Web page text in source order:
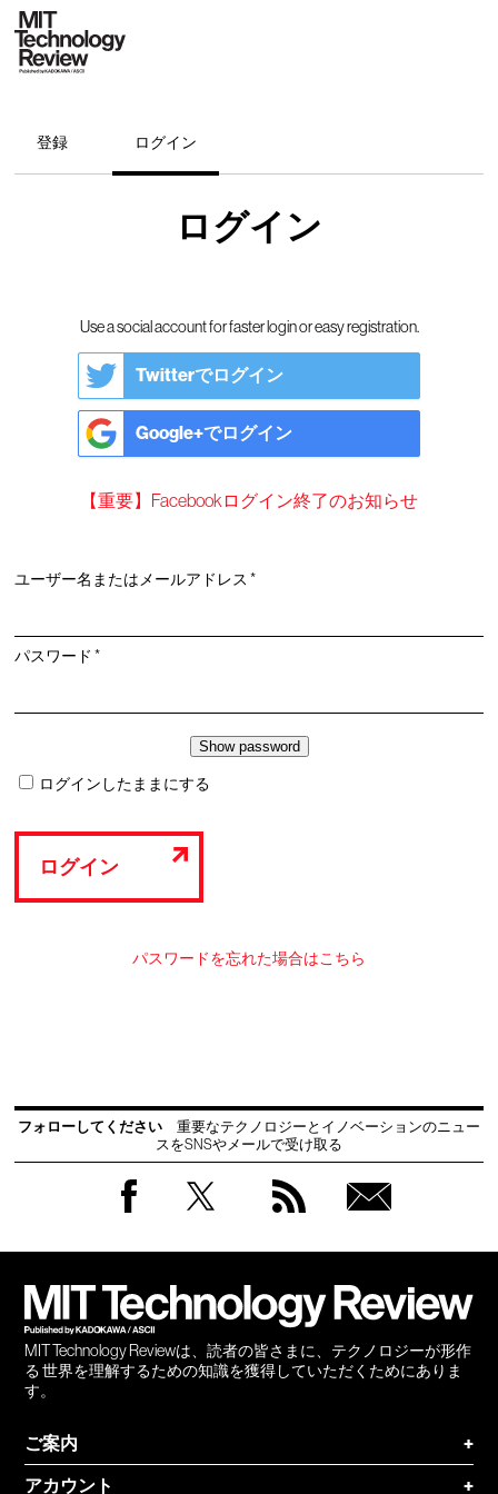
登録 ログイン
ログイン
Use a social account for faster login or easy registration.
Twitterでログイン
Google+でログイン
【重要】Facebookログイン終了のお知らせ
ユーザー名またはメールアドレス*必
パスワード*必
ログインしたままにする
ログイン
パスワードを忘れた場合はこちら
フォローしてください
重要なテクノロジーとイノベーションのニュー
スをSNSやメールで受け取る
MIT Technology Reviewは、読者の皆さまに、テクノロジーが形作
る 世界を理解するための知識を獲得していただくためにありま
す。
ご案内
+
アカウント
+